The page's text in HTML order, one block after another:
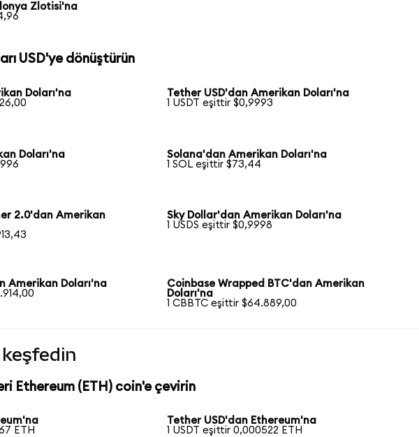
Zlotisi'na
USD'ye dönüştürün
Doları'na
Tether USD'dan Amerikan Doları'na
1 USDT eşittir $0,9993
Doları'na
Solana'dan Amerikan Doları'na
1 SOL eşittir $73,44
2.0'dan Amerikan
Sky Dollar'dan Amerikan Doları'na
1 USDS eşittir $0,9998
Amerikan Doları'na
Coinbase Wrapped BTC'dan Amerikan
Doları'na
1 CBBTC eşittir $64.889,00
Ethereum (ETH) coin'e çevirin
ETH
Tether USD'dan Ethereum'na
1 USDT eşittir 0,000522 ETH